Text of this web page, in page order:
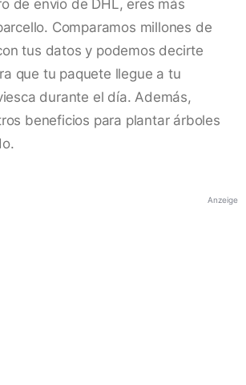
de envío de DHL, eres más
Comparamos millones de
tus datos y podemos decirte
que tu paquete llegue a tu
durante el día. Además,
beneficios para plantar árboles
Anzeige